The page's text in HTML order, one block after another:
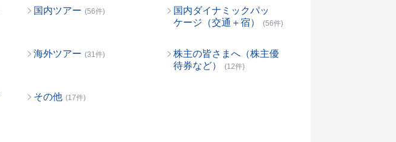
国内ツアー (56件)
国内ダイナミックパッ
ケージ（交通＋宿）
(56件)
海外ツアー (31件)
株主の皆さまへ（株主優
待券など）
(12件)
その他 (17件)